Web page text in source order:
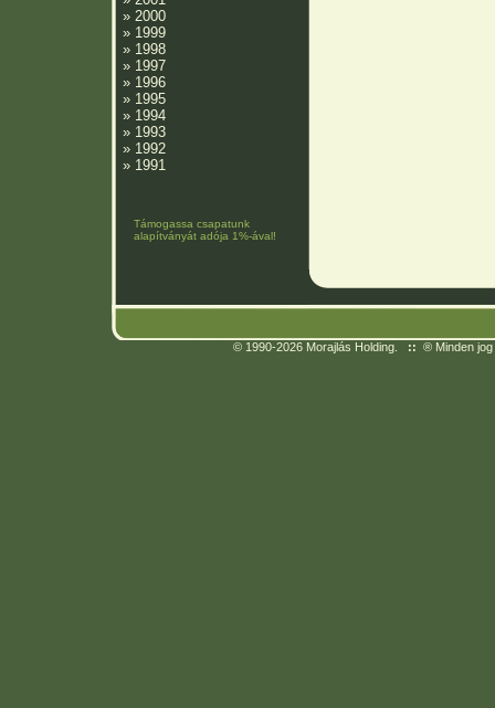
» 2000
» 1999
» 1998
» 1997
» 1996
» 1995
» 1994
» 1993
» 1992
» 1991
Támogassa csapatunk
alapítványát adója 1%-ával!
© 1990-2026 Morajlás Holding. :: ® Minden